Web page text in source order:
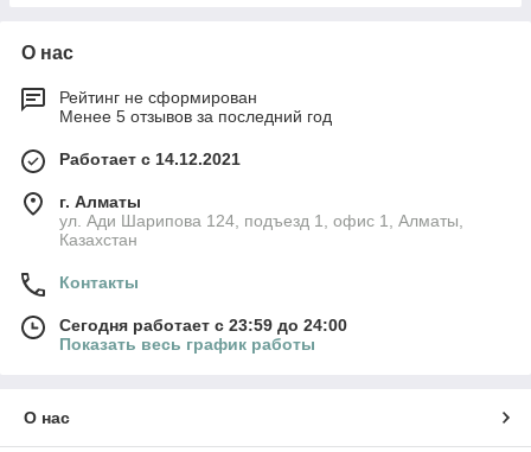
О нас
Рейтинг не сформирован
Менее 5 отзывов за последний год
Работает с 14.12.2021
г. Алматы
ул. Ади Шарипова 124, подъезд 1, офис 1, Алматы,
Казахстан
Контакты
Сегодня работает с 23:59 до 24:00
Показать весь график работы
О нас